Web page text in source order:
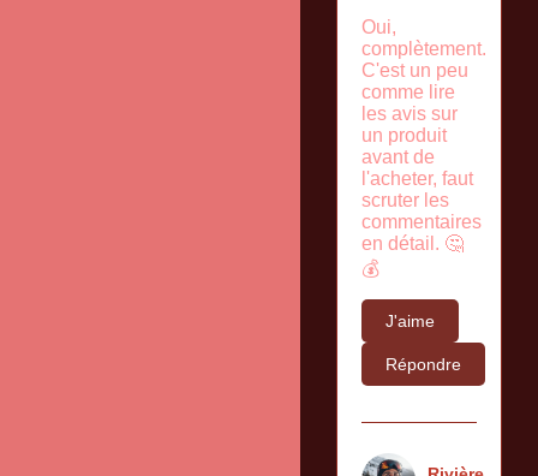
Oui,
complètement.
C'est un peu
comme lire
les avis sur
un produit
avant de
l'acheter, faut
scruter les
commentaires
en détail. 🤔
💰
J'aime
Répondre